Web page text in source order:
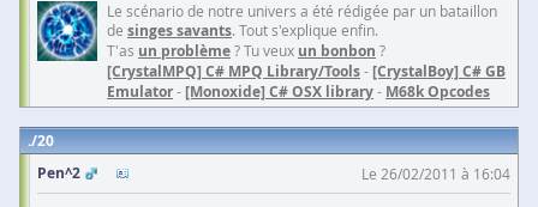
Le scénario de notre univers a été rédigée par un bataillon
de singes savants. Tout s'explique enfin.
T'as un problème? Tu veux un bonbon ?
[CrystalMPQ] C# MPQ Library/Tools- [CrystalBoy] C# GB
Emulator- [Monoxide] C# OSX library- M68k Opcodes
20
Pen^2
Le 26/02/2011 à 16:04